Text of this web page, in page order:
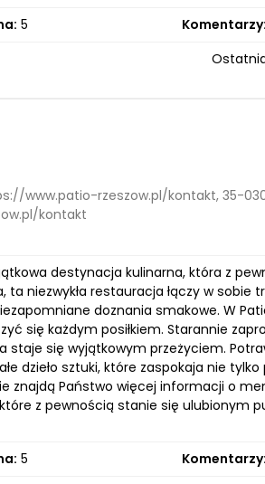
5 Komentarzy:
www.patio-rzeszow.pl/kontakt, 35-
kontakt
destynacja kulinarna, która z
niezwykła restauracja łączy w sobie
doznania smakowe. W
się każdym posiłkiem. Starannie
staje się wyjątkowym przeżyciem.
dzieło sztuki, które zaspokaja nie
znajdą Państwo więcej informacji o
z pewnością stanie się ulubionym
5 Komentarzy: